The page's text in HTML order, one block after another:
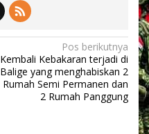
Pos berikutnya
Kembali Kebakaran terjadi di
Balige yang menghabiskan 2
Rumah Semi Permanen dan
2 Rumah Panggung